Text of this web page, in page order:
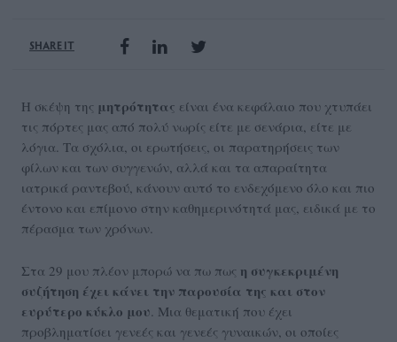
SHARE IT
Η σκέψη της μητρότητας είναι ένα κεφάλαιο που χτυπάει
τις πόρτες μας από πολύ νωρίς είτε με σενάρια, είτε με
λόγια. Τα σχόλια, οι ερωτήσεις, οι παρατηρήσεις των
φίλων και των συγγενών, αλλά και τα απαραίτητα
ιατρικά ραντεβού, κάνουν αυτό το ενδεχόμενο όλο και πιο
έντονο και επίμονο στην καθημερινότητά μας, ειδικά με το
πέρασμα των χρόνων.
Στα 29 μου πλέον μπορώ να πω πως η συγκεκριμένη
συζήτηση έχει κάνει την παρουσία της και στον
ευρύτερο κύκλο μου. Μια θεματική που έχει
προβληματίσει γενεές και γενεές γυναικών, οι οποίες